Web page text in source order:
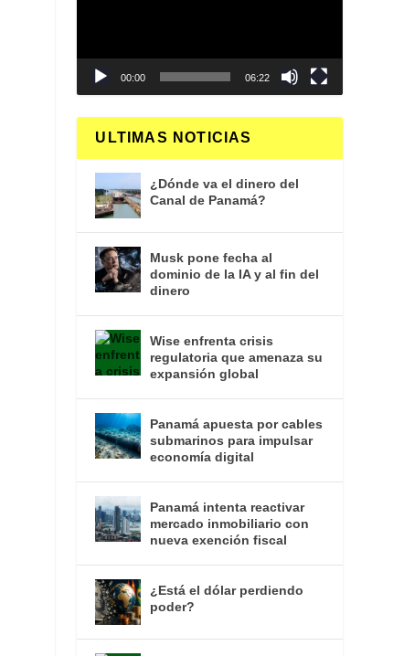
00:00 06:22
ULTIMAS NOTICIAS
¿Dónde va el dinero del
Canal de Panamá?
Musk pone fecha al
dominio de la IA y al fin del
dinero
Wise enfrenta crisis
regulatoria que amenaza su
expansión global
Panamá apuesta por cables
submarinos para impulsar
economía digital
Panamá intenta reactivar
mercado inmobiliario con
nueva exención fiscal
¿Está el dólar perdiendo
poder?